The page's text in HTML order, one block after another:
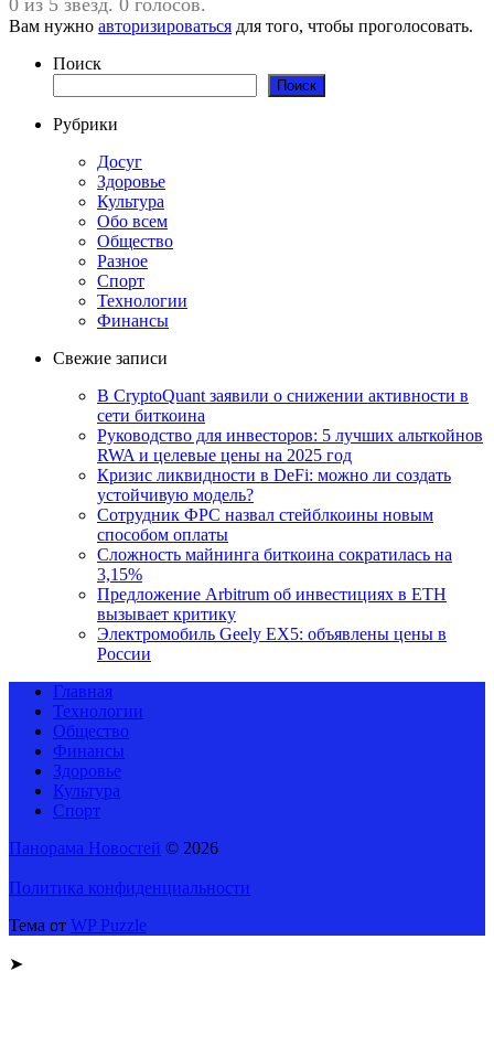
Вам нужно авторизироваться для того, чтобы проголосовать.
Поиск
Поиск
Рубрики
Досуг
Здоровье
Культура
Обо всем
Общество
Разное
Спорт
Технологии
Финансы
Свежие записи
В CryptoQuant заявили о снижении активности в
сети биткоина
Руководство для инвесторов: 5 лучших альткойнов
RWA и целевые цены на 2025 год
Кризис ликвидности в DeFi: можно ли создать
устойчивую модель?
Сотрудник ФРС назвал стейблкоины новым
способом оплаты
Сложность майнинга биткоина сократилась на
3,15%
Предложение Arbitrum об инвестициях в ETH
вызывает критику
Электромобиль Geely EX5: объявлены цены в
России
Главная
Технологии
Общество
Финансы
Здоровье
Культура
Спорт
Панорама Новостей © 2026
Политика конфиденциальности
Тема от WP Puzzle
➤